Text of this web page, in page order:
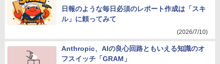
日報のような毎日必須のレポート作成は「スキ
ル」に頼ってみて
(2026/7/10)
Anthropic、AIの良心回路ともいえる知識のオ
フスイッチ「GRAM」